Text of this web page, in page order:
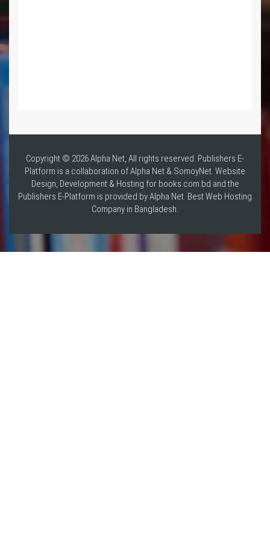
Copyright © 2026 Alpha Net, All rights reserved. Publishers E-
Platform is a collaboration of Alpha Net & SomoyNet. Website
Design, Development & Hosting for books.com.bd and the
Publishers E-Platform is provided by Alpha Net. BestWeb Hosting
Company in Bangladesh.